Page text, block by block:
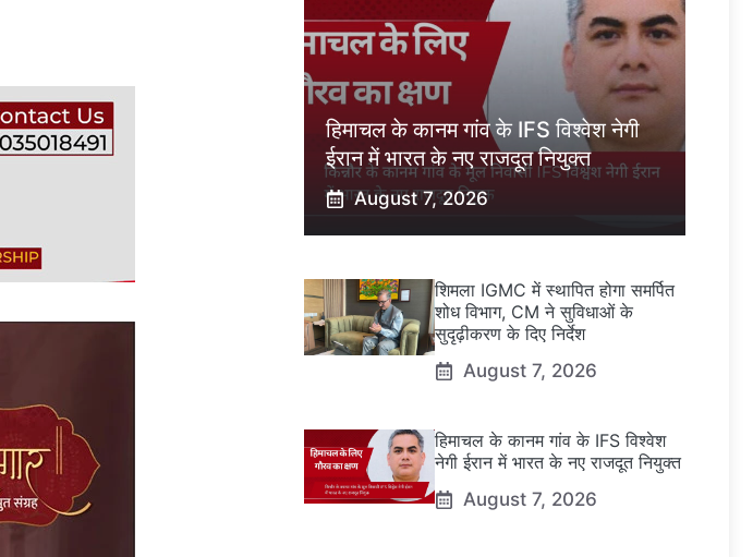
हिमाचल के कानम गांव के IFS विश्वेश नेगी
ईरान में भारत के नए राजदूत नियुक्त
August 7, 2026
शिमला IGMC में स्थापित होगा समर्पित
शोध विभाग, CM ने सुविधाओं के
सुदृढ़ीकरण के दिए निर्देश
August 7, 2026
हिमाचल के कानम गांव के IFS विश्वेश
नेगी ईरान में भारत के नए राजदूत नियुक्त
August 7, 2026